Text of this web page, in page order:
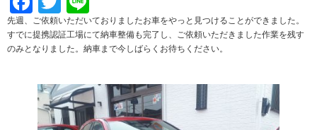
先週、ご依頼いただいておりましたお車をやっと見つけることができました。
すでに提携認証工場にて納車整備も完了し、ご依頼いただきました作業を残す
のみとなりました。納車まで今しばらくお待ちください。